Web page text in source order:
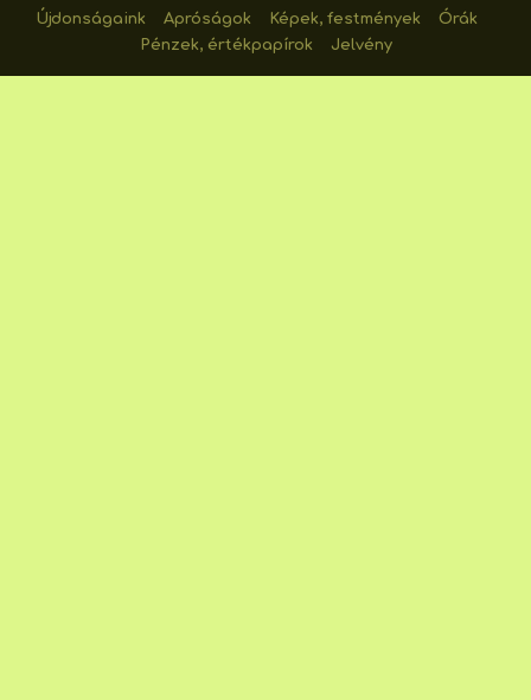
Újdonságaink Apróságok Képek, festmények
Órák
Pénzek, értékpapírok
Jelvény